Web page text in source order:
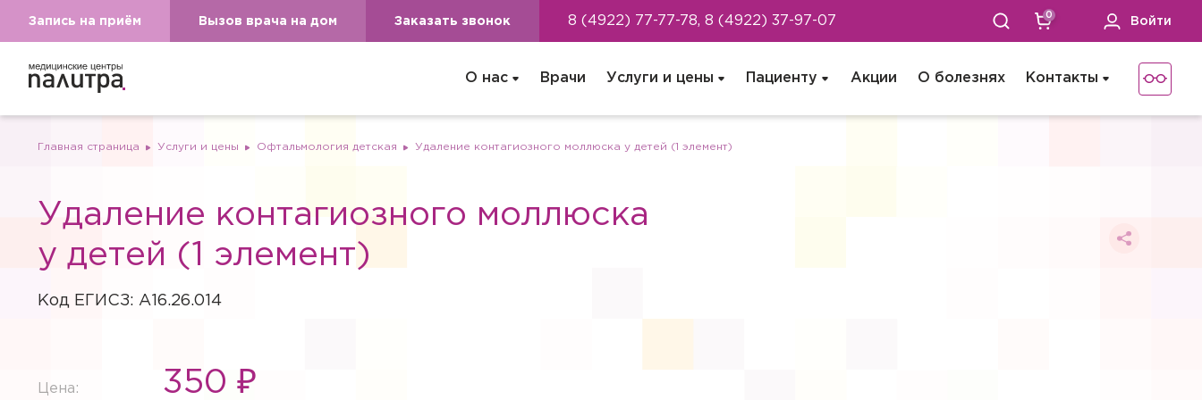
Запись на приём Вызов врача на дом Заказать звонок 8 (4922) 77-77-78, 8 (4922) 37-97-07 0
Войти
О нас Врачи Услуги и цены Пациенту Акции О болезнях Контакты
Главная страница Услуги и цены Офтальмология детская Удаление контагиозного моллюска у детей (1 элемент)
Удаление контагиозного моллюска
у детей (1 элемент)
Код ЕГИСЗ: A16.26.014
Цена: 350 ₽